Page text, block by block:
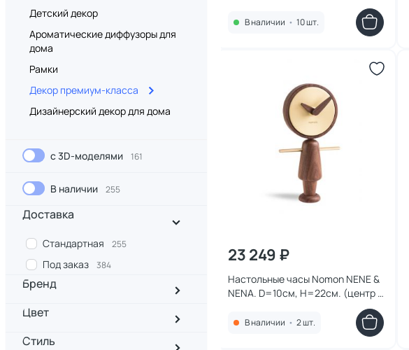
Детский декор
Ароматические диффузоры для
дома
Рамки
Декор премиум-класса
Дизайнерский декор для дома
с 3D-моделями 161
В наличии 255
Доставка
Стандартная 255
Под заказ 384
Бренд
Цвет
Стиль
В наличии • 10 шт.
23 249 ₽
Настольные часы Nomon NENE &
NENA. D=10см, H=22см. (центр -
полированная латунь/стрелки и
корпус - орех) BD-2788698
В наличии • 2 шт.